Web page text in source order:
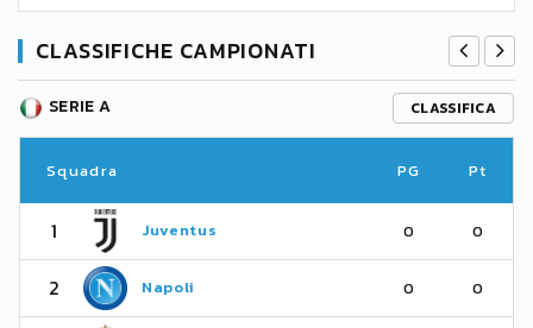
CLASSIFICHE CAMPIONATI
SERIE A CLASSIFICA
Squadra PG Pt
1 Juventus 0 0
2 Napoli 0 0